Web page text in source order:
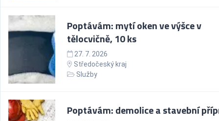
Poptávám: mytí oken ve výšce v
tělocvičně, 10 ks
27. 7. 2026
Středočeský kraj
Služby
Poptávám: demolice a stavební